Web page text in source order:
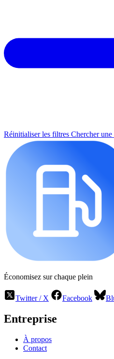
Réinitialiser les filtres Chercher
Économisez sur chaque plein
Twitter / X Facebook
Entreprise
À propos
Contact